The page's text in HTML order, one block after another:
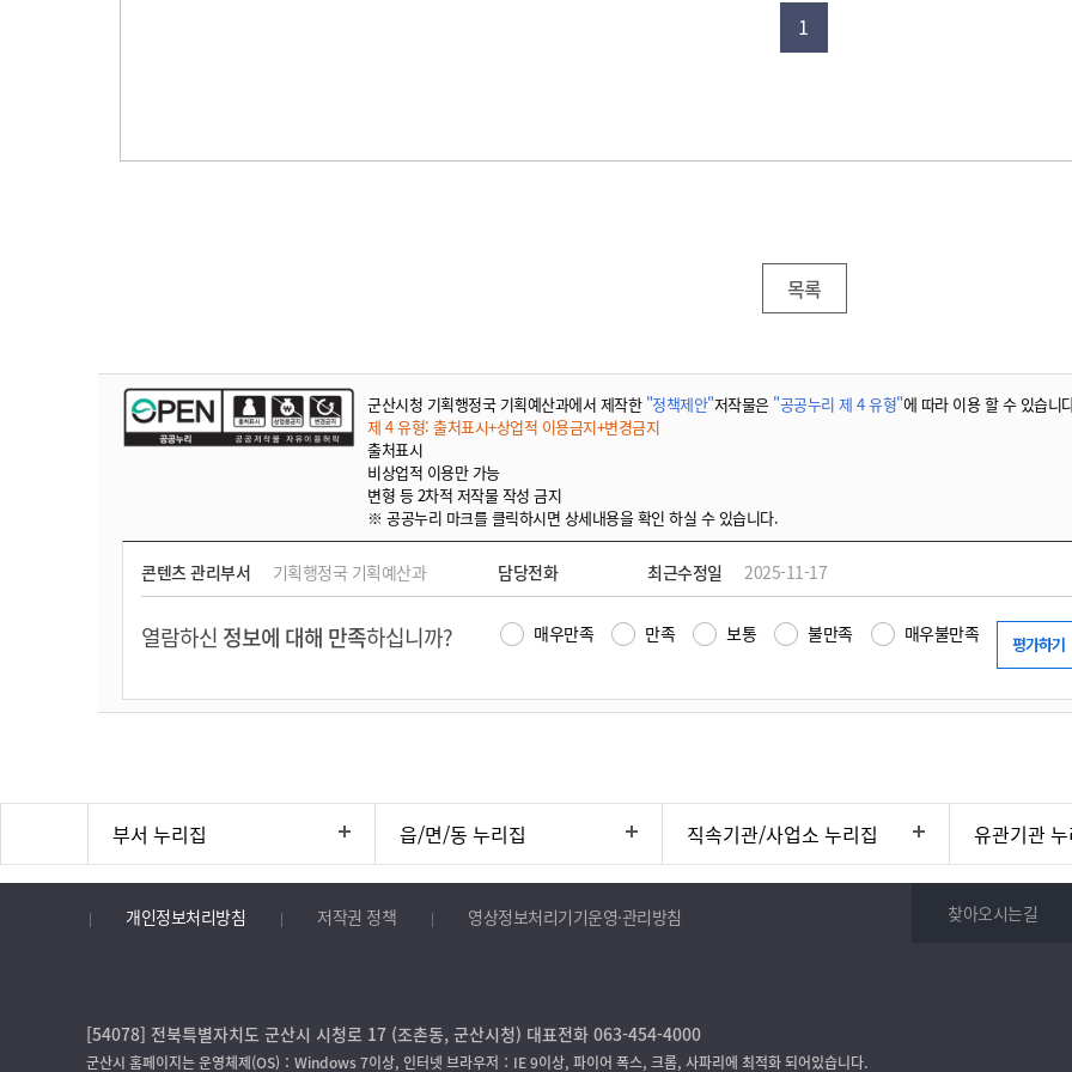
1
목록
군산시청 기획행정국 기획예산과에서 제작한 "정책제안"저작물은 "공공누리 제 4 유형"에 따라 이용 할 수 있습니
제 4 유형: 출처표시+상업적 이용금지+변경금지
출처표시
비상업적 이용만 가능
변형 등 2차적 저작물 작성 금지
※ 공공누리 마크를 클릭하시면 상세내용을 확인 하실 수 있습니다.
콘텐츠 관리부서 기획행정국 기획예산과 담당전화 최근수정일 2025-11-17
열람하신 정보에 대해 만족하십니까? 매우만족 만족 보통 불만족 매우불만족
부서 누리집 읍/면/동 누리집 직속기관/사업소 누리집 유관기관
개인정보처리방침 저작권 정책 영상정보처리기기운영·관리방침 찾아오시는길
[54078] 전북특별자치도 군산시 시청로 17 (조촌동, 군산시청) 대표전화 063-454-4000
군산시 홈페이지는 운영체제(OS)：Windows 7이상, 인터넷 브라우저：IE 9이상, 파이어 폭스, 크롬, 사파리에 최적화 되어있습니다.